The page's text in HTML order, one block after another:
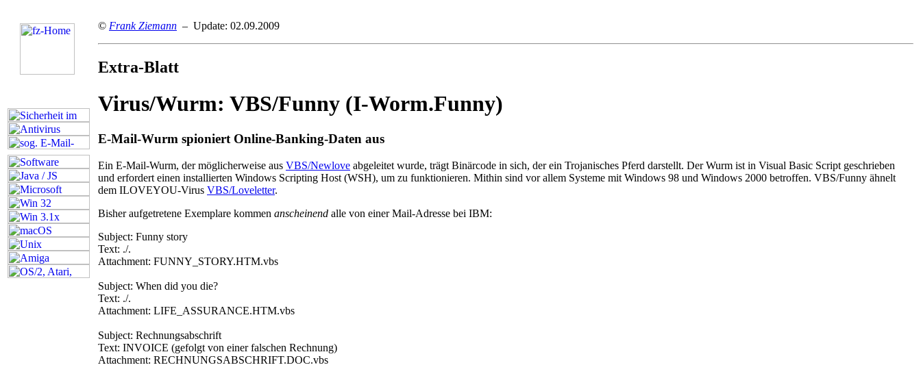
© Frank Ziemann – Update: 02.09.2009
Extra-Blatt
Virus/Wurm: VBS/Funny (I-Worm.Funny)
E-Mail-Wurm spioniert Online-Banking-Daten aus
Ein E-Mail-Wurm, der möglicherweise aus VBS/Newlove abgeleitet wurde, trägt Binärcode in sich, der ein Trojanisches Pferd darstellt. Der Wurm ist in Visual Basic Script geschrieben
und erfordert einen installierten Windows Scripting Host (WSH), um zu funktionieren. Mithin sind vor allem Systeme mit Windows 98 und Windows 2000 betroffen. VBS/Funny ähnelt
dem ILOVEYOU-Virus VBS/Loveletter.
Bisher aufgetretene Exemplare kommen anscheinend alle von einer Mail-Adresse bei IBM:
Subject: Funny story
Text: ./.
Attachment: FUNNY_STORY.HTM.vbs
Subject: When did you die?
Text: ./.
Attachment: LIFE_ASSURANCE.HTM.vbs
Subject: Rechnungsabschrift
Text: INVOICE (gefolgt von einer falschen Rechnung)
Attachment: RECHNUNGSABSCHRIFT.DOC.vbs